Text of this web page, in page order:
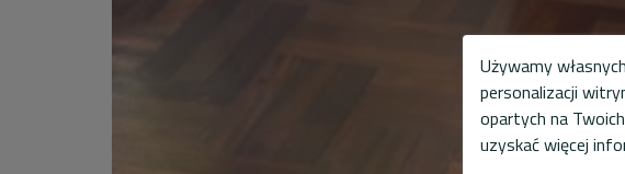
Używamy
personalizacji
opartych na
uzyskać więcej